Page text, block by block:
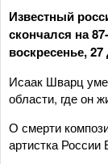
Известный
скончался на
воскресенье,
Исаак Шварц
области, где он
О смерти
артистка